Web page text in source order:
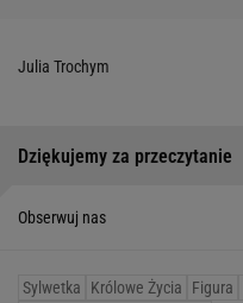
Julia Trochym
Dziękujemy za przeczytanie
Obserwuj nas
Sylwetka Królowe Życia Figura